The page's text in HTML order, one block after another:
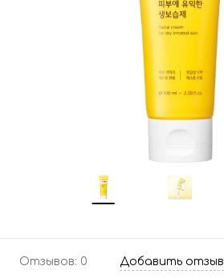
Отзывов: 0 Добавить отзыв